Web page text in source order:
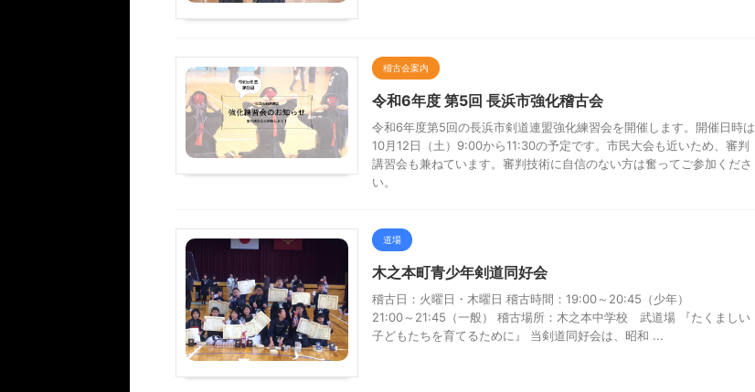
稽古会案内
令和6年度 第5回 長浜市強化稽古会
令和6年度第5回の長浜市剣道連盟強化練習会を開催します。開催日時は
10月12日（土）9:00から11:30の予定です。市民大会も近いため、審判
講習会も兼ねています。審判技術に自信のない方は奮ってご参加くださ
い。
道場
木之本町青少年剣道同好会
稽古日：火曜日・木曜日 稽古時間：19:00～20:45（少年）
21:00～21:45（一般） 稽古場所：木之本中学校 武道場 『たくましい
子どもたちを育てるために』 当剣道同好会は、昭和 ...